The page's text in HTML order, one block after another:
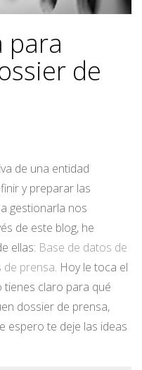
para
de
de una entidad
y preparar las
gestionarla nos
de este blog, he
ellas: Base de datos de
de prensa. Hoy le toca el
tienes claro para qué
dossier de prensa,
espero te deje las ideas